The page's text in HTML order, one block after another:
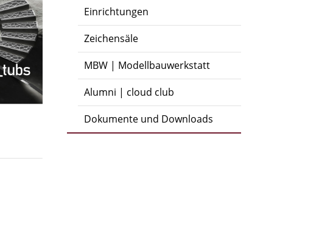
Einrichtungen
Zeichensäle
MBW | Modellbauwerkstatt
Alumni | cloud club
Dokumente und Downloads